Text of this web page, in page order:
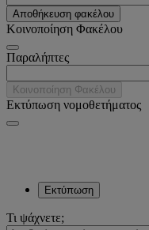
Αποθήκευση φακέλου
Κοινοποίηση Φακέλου
Παραλήπτες
Κοινοποίηση Φακέλου
Εκτύπωση νομοθετήματος
Εκτύπωση
Τι ψάχνετε;